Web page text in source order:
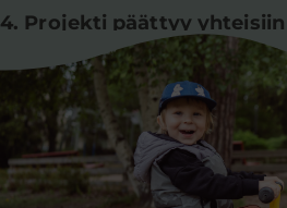
4. Projekti päättyy
Maaliin tullaan monta